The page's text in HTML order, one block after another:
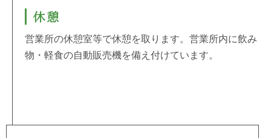
休憩
営業所の休憩室等で休憩を取ります。営業所内に飲み
物・軽食の自動販売機を備え付けています。